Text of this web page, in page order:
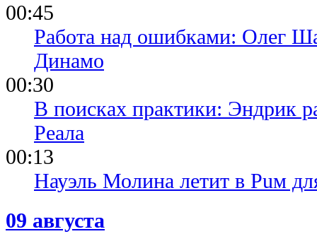
00:45
Работа над ошибками: Олег
Динамо
00:30
В поисках практики: Эндрик
Реала
00:13
Науэль Молина летит в Puм
09 августа